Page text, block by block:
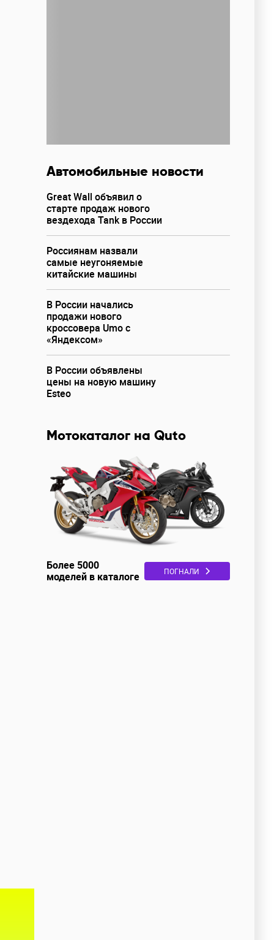
Автомобильные новости
Great Wall объявил о
старте продаж нового
вездехода Tank в России
Россиянам назвали
самые неугоняемые
китайские машины
В России начались
продажи нового
кроссовера Umo с
«Яндексом»
В России объявлены
цены на новую машину
Esteo
Мотокаталог на Quto
Более 5000
моделей в каталоге
ПОГНАЛИ